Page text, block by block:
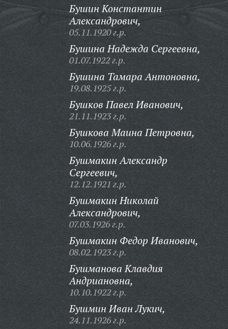
Бушин Константин
Александрович,
05.11.1920 г.р.
Бушина Надежда Сергеевна,
01.07.1922 г.р.
Бушина Тамара Антоновна,
19.08.1925 г.р.
Бушков Павел Иванович,
21.11.1923 г.р.
Бушкова Маина Петровна,
10.06.1926 г.р.
Бушмакин Александр
Сергеевич,
12.12.1921 г.р.
Бушмакин Николай
Александрович,
07.03.1926 г.р.
Бушмакин Федор Иванович,
08.02.1923 г.р.
Бушманова Клавдия
Андриановна,
10.10.1922 г.р.
Бушмин Иван Лукич,
24.11.1926 г.р.